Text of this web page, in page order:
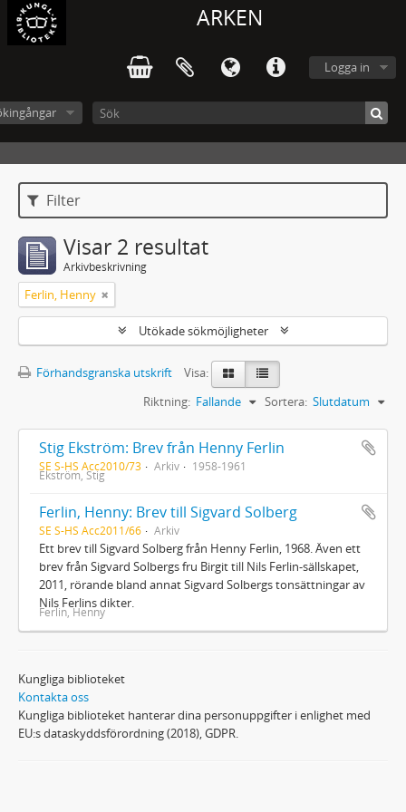
ARKEN
Logga in
Filter
Visar 2 resultat
Arkivbeskrivning
Ferlin, Henny
Utökade sökmöjligheter
Förhandsgranska utskrift
Visa:
Sortera: Slutdatum
Riktning: Fallande
Stig Ekström: Brev från Henny Ferlin
SE S-HS Acc2010/73 Arkiv 1958-1961
Ekström, Stig
Ferlin, Henny: Brev till Sigvard Solberg
SE S-HS Acc2011/66 Arkiv
Ett brev till Sigvard Solberg från Henny Ferlin, 1968. Även ett
brev från Sigvard Solbergs fru Birgit till Nils Ferlin-sällskapet,
2011, rörande bland annat Sigvard Solbergs tonsättningar av
Nils Ferlins dikter.
Ferlin, Henny
Kungliga biblioteket
Kontakta oss
Kungliga biblioteket hanterar dina personuppgifter i enlighet med
EU:s dataskyddsförordning (2018), GDPR.